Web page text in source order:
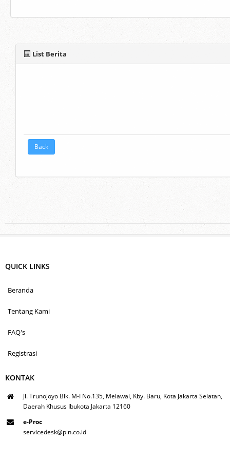
List Berita
Back
QUICK LINKS
Beranda
Tentang Kami
FAQ's
Registrasi
KONTAK
Jl. Trunojoyo Blk. M-I No.135, Melawai, Kby. Baru, Kota Jakarta Selatan,
Daerah Khusus Ibukota Jakarta 12160
e-Proc
servicedesk@pln.co.id